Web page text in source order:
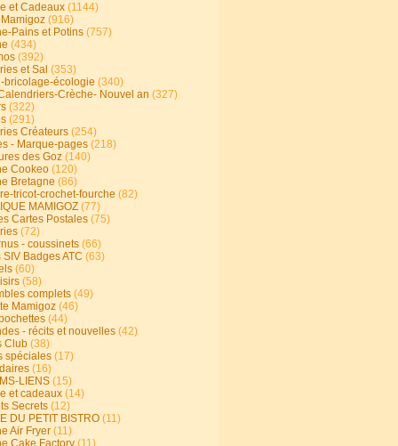
et Cadeaux (1144)
(916)
Pains et Potins (757)
(434)
(392)
et Sal (353)
bricolage-écologie (340)
Crèche- Nouvel an (327)
(322)
(291)
Créateurs (254)
- Marque-pages (218)
des Goz (140)
Cookeo (120)
Bretagne (86)
tricot-crochet-fourche (82)
MAMIGOZ (77)
Cartes Postales (75)
(72)
- coussinets (66)
Badges ATC (63)
(60)
(58)
complets (49)
Mamigoz (46)
(44)
- récits et nouvelles (42)
Club (38)
spéciales (17)
(16)
LIENS (15)
et cadeaux (14)
Secrets (12)
DU PETIT BISTRO (11)
Air Fryer (11)
Cake Factory (11)